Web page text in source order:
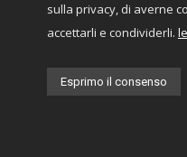
sulla privacy, di averne
accettarli e condividerli.